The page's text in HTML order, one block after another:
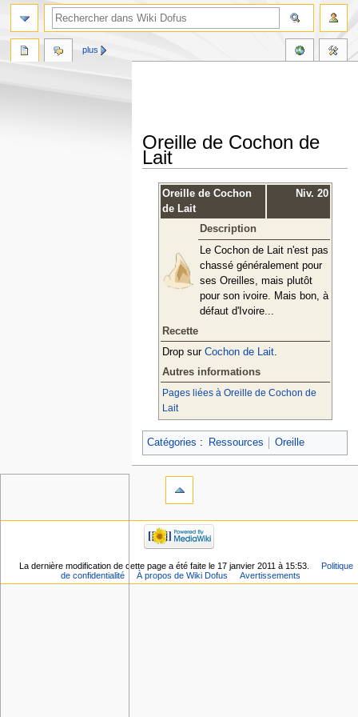
Oreille de Cochon de
Lait
Oreille de Cochon
de Lait
Niv. 20
Description
Le Cochon de Lait n'est pas
chassé généralement pour
ses Oreilles, mais plutôt
pour son ivoire. Mais bon, à
défaut d'Ivoire...
Recette
Drop sur Cochon de Lait.
Autres informations
Pages liées à Oreille de Cochon de
Lait
Catégories : Ressources Oreille
plus
La dernière modification de cette page a été faite le 17 janvier 2011 à 15:53.
Politique
de confidentialité
À propos de Wiki Dofus Avertissements